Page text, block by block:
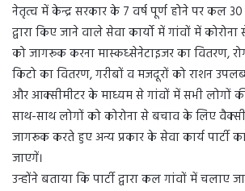
नेतृत्व में केन्द्र सरकार के 7 वर्ष पूर्ण होने पर कल 30
द्वारा किए जाने वाले सेवा कार्यो में गांवों में
को जागरूक करना मास्कध्सेनेटाइजर का वितरण,
किटो का वितरण, गरीबों व मजदूरों को राशन
और आक्सीमीटर के माध्यम से गांवों में सभी लोगों
साथ-साथ लोगों को कोरोना से बचाव के लिए
जागरूक करते हुए अन्य प्रकार के सेवा कार्य पार्टी
जाएगें।
उन्होंने बताया कि पार्टी द्वारा कल गांवों में चलाए